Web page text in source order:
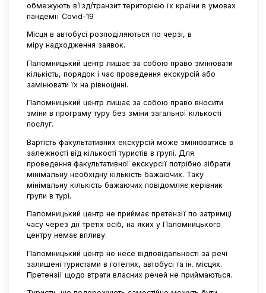
обмежують в’їзд/транзит територією їх країни в умовах
пандемії Covid-19
Місця в автобусі розподіляються по черзі, в
міру надходження заявок.
Паломницький центр лишає за собою право змінювати
кількість, порядок і час проведення екскурсій або
замінювати їх на рівноцінні.
Паломницький центр лишає за собою право вносити
зміни в програму туру без зміни загальної кількості
послуг.
Вартість факультативних екскурсій може змінюватись в
залежності від кількості туристів в групі. Для
проведення факультативної екскурсії потрібно зібрати
мінімальну необхідну кількість бажаючих. Таку
мінімальну кількість бажаючих повідомляє керівник
групи в турі.
Паломницький центр не приймає претензії по затримці
часу через дії третіх осіб, на яких у Паломницького
центру немає впливу.
Паломницький центр не несе відповідальності за речі
залишені туристами в готелях, автобусі та ін. місцях.
Претензії щодо втрати власних речей не приймаються.